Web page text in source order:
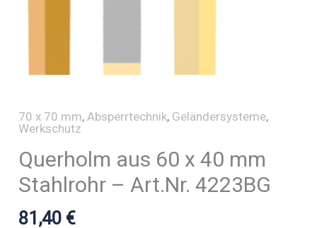
70 x 70 mm,Absperrtechnik, Geländersysteme,
Werkschutz
Querholm aus 60 x 40 mm
Stahlrohr – Art.Nr. 4223BG
81,40 €